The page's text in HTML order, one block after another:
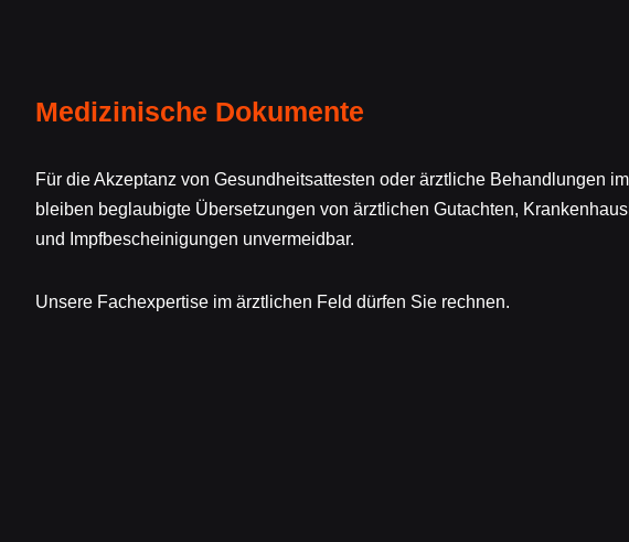
Medizinische Dokumente
Für die Akzeptanz von Gesundheitsattesten oder ärztliche Behandlungen
bleiben beglaubigte Übersetzungen von ärztlichen Gutachten,
und Impfbescheinigungen unvermeidbar.
Unsere Fachexpertise im ärztlichen Feld dürfen Sie rechnen.